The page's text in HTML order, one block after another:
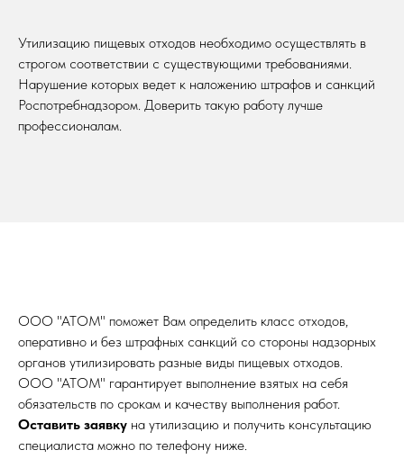
Утилизацию пищевых отходов необходимо осуществлять в
строгом соответствии с существующими требованиями.
Нарушение которых ведет к наложению штрафов и санкций
Роспотребнадзором. Доверить такую работу лучше
профессионалам.
ООО "АТОМ" поможет Вам определить класс отходов,
оперативно и без штрафных санкций со стороны надзорных
органов утилизировать разные виды пищевых отходов.
ООО "АТОМ" гарантирует выполнение взятых на себя
обязательств по срокам и качеству выполнения работ.
Оставить заявку на утилизацию и получить консультацию
специалиста можно по телефону ниже.